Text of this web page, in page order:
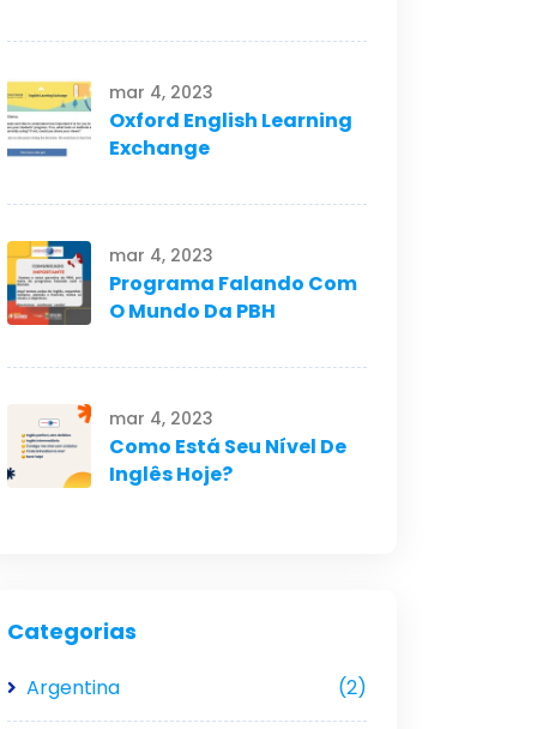
mar 4, 2023
Oxford English Learning
Exchange
mar 4, 2023
Programa Falando Com
O Mundo Da PBH
mar 4, 2023
Como Está Seu Nível De
Inglês Hoje?
Categorias
Argentina (2)